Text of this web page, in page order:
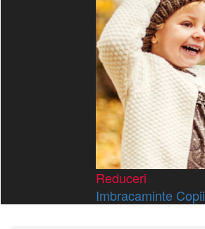
Reduceri
Imbracaminte Copii